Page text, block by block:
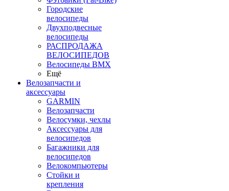
Городские
велосипеды
Двухподвесные
велосипеды
РАСПРОДАЖА
ВЕЛОСИПЕДОВ
Велосипеды BMX
Ещё
Велозапчасти и
аксессуары
GARMIN
Велозапчасти
Велосумки, чехлы
Аксессуары для
велосипедов
Багажники для
велосипедов
Велокомпьютеры
Стойки и
крепления